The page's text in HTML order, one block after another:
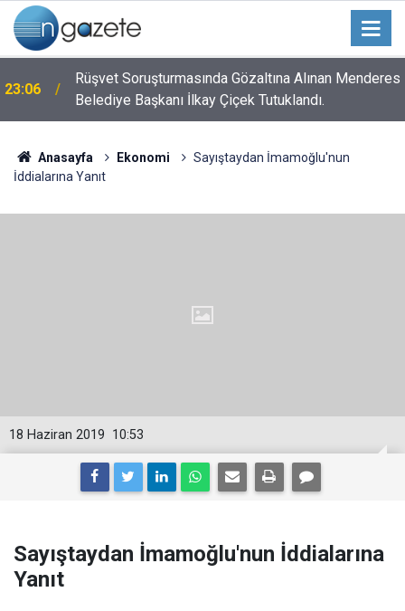
23:06
Rüşvet Soruşturmasında Gözaltına Alınan Menderes
Belediye Başkanı İlkay Çiçek Tutuklandı.
Anasayfa Ekonomi
Sayıştaydan İmamoğlu'nun
İddialarına Yanıt
10:53
18 Haziran 2019
Sayıştaydan İmamoğlu'nun İddialarına
Yanıt